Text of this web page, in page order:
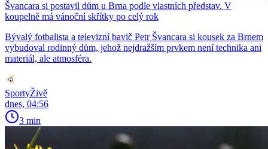
Švancara si postavil dům u Brna podle vlastních představ. V
koupelně má vánoční skřítky po celý rok
Bývalý fotbalista a televizní bavič Petr Švancara si kousek za Brnem
vybudoval rodinný dům, jehož nejdražším prvkem není technika ani
materiál, ale atmosféra.
SportyŽivě
dnes, 04:56
3 min